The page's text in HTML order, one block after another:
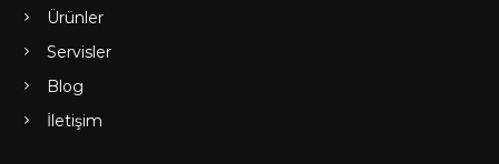
Ürünler
Servisler
Blog
İletişim